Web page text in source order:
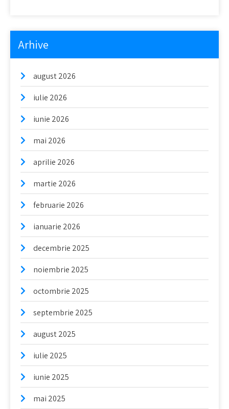
Arhive
august 2026
iulie 2026
iunie 2026
mai 2026
aprilie 2026
martie 2026
februarie 2026
ianuarie 2026
decembrie 2025
noiembrie 2025
octombrie 2025
septembrie 2025
august 2025
iulie 2025
iunie 2025
mai 2025